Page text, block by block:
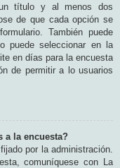
título y al menos dos
de que cada opción se
También puede
puede seleccionar en la
en días para la encuesta
de permitir a lo usuarios
a la encuesta?
por la administración.
comuníquese con La